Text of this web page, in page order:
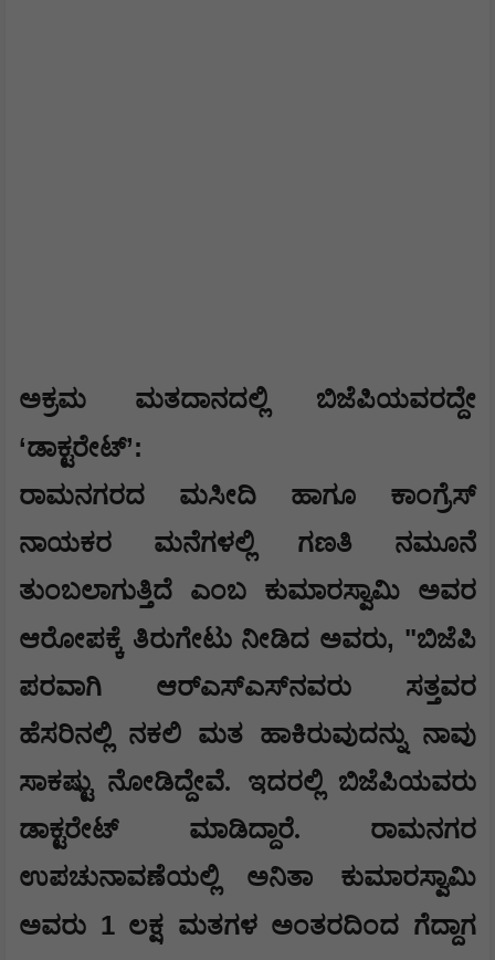
ಅಕ್ರಮ ಮತದಾನದಲ್ಲಿ ಬಿಜೆಪಿಯವರದ್ದೇ
‘ಡಾಕ್ಟರೇಟ್’:
ರಾಮನಗರದ ಮಸೀದಿ ಹಾಗೂ ಕಾಂಗ್ರೆಸ್
ನಾಯಕರ ಮನೆಗಳಲ್ಲಿ ಗಣತಿ ನಮೂನೆ
ತುಂಬಲಾಗುತ್ತಿದೆ ಎಂಬ ಕುಮಾರಸ್ವಾಮಿ ಅವರ
ಆರೋಪಕ್ಕೆ ತಿರುಗೇಟು ನೀಡಿದ ಅವರು, "ಬಿಜೆಪಿ
ಪರವಾಗಿ ಆರ್‌ಎಸ್‌ಎಸ್‌ನವರು ಸತ್ತವರ
ಹೆಸರಿನಲ್ಲಿ ನಕಲಿ ಮತ ಹಾಕಿರುವುದನ್ನು ನಾವು
ಸಾಕಷ್ಟು ನೋಡಿದ್ದೇವೆ. ಇದರಲ್ಲಿ ಬಿಜೆಪಿಯವರು
ಡಾಕ್ಟರೇಟ್ ಮಾಡಿದ್ದಾರೆ. ರಾಮನಗರ
ಉಪಚುನಾವಣೆಯಲ್ಲಿ ಅನಿತಾ ಕುಮಾರಸ್ವಾಮಿ
ಅವರು 1ಲಕ್ಷ ಮತಗಳ ಅಂತರದಿಂದ ಗೆದ್ದಾಗ